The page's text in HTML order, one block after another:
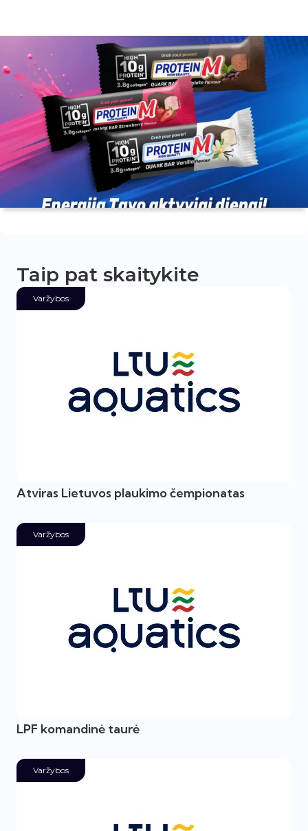
Taip pat skaitykite
Varžybos
Atviras Lietuvos plaukimo čempionatas
Varžybos
LPF komandinė taurė
Varžybos